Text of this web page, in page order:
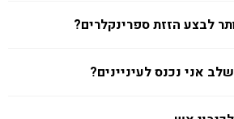
לבצע הזזת ספרינקלרים?
אני נכנס לעיניינים?